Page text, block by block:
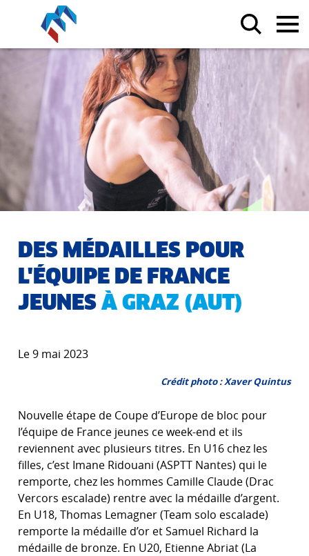
DES MÉDAILLES POUR
L'ÉQUIPE DE FRANCE
JEUNESÀ GRAZ (AUT)
Le 9 mai 2023
Crédit photo : Xaver Quintus
Nouvelle étape de Coupe d’Europe de bloc pour
l’équipe de France jeunes ce week-end et ils
reviennent avec plusieurs titres. En U16 chez les
filles, c’est Imane Ridouani (ASPTT Nantes) qui le
remporte, chez les hommes Camille Claude (Drac
Vercors escalade) rentre avec la médaille d’argent.
En U18, Thomas Lemagner (Team solo escalade)
remporte la médaille d’or et Samuel Richard la
médaille de bronze. En U20, Etienne Abriat (La